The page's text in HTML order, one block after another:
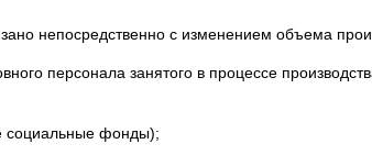
непосредственно с изменением объема
персонала занятого в процессе
социальные фонды);